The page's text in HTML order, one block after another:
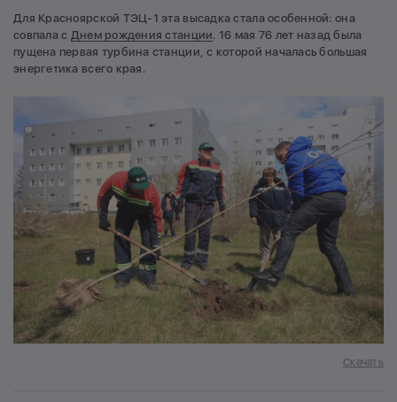
Для Красноярской ТЭЦ-1 эта высадка стала особенной: она
совпала с Днем рождения станции. 16 мая 76 лет назад была
пущена первая турбина станции, с которой началась большая
энергетика всего края.
Скачать